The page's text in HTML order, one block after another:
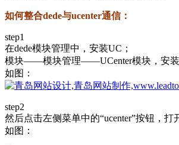
如何整合dede与ucenter通信：
step1
在dede模块管理中，安装UC；
模块——模块管理——UCenter模块，安装
如图：
step2
然后点击左侧菜单中的“ucenter”按钮，打
如图：